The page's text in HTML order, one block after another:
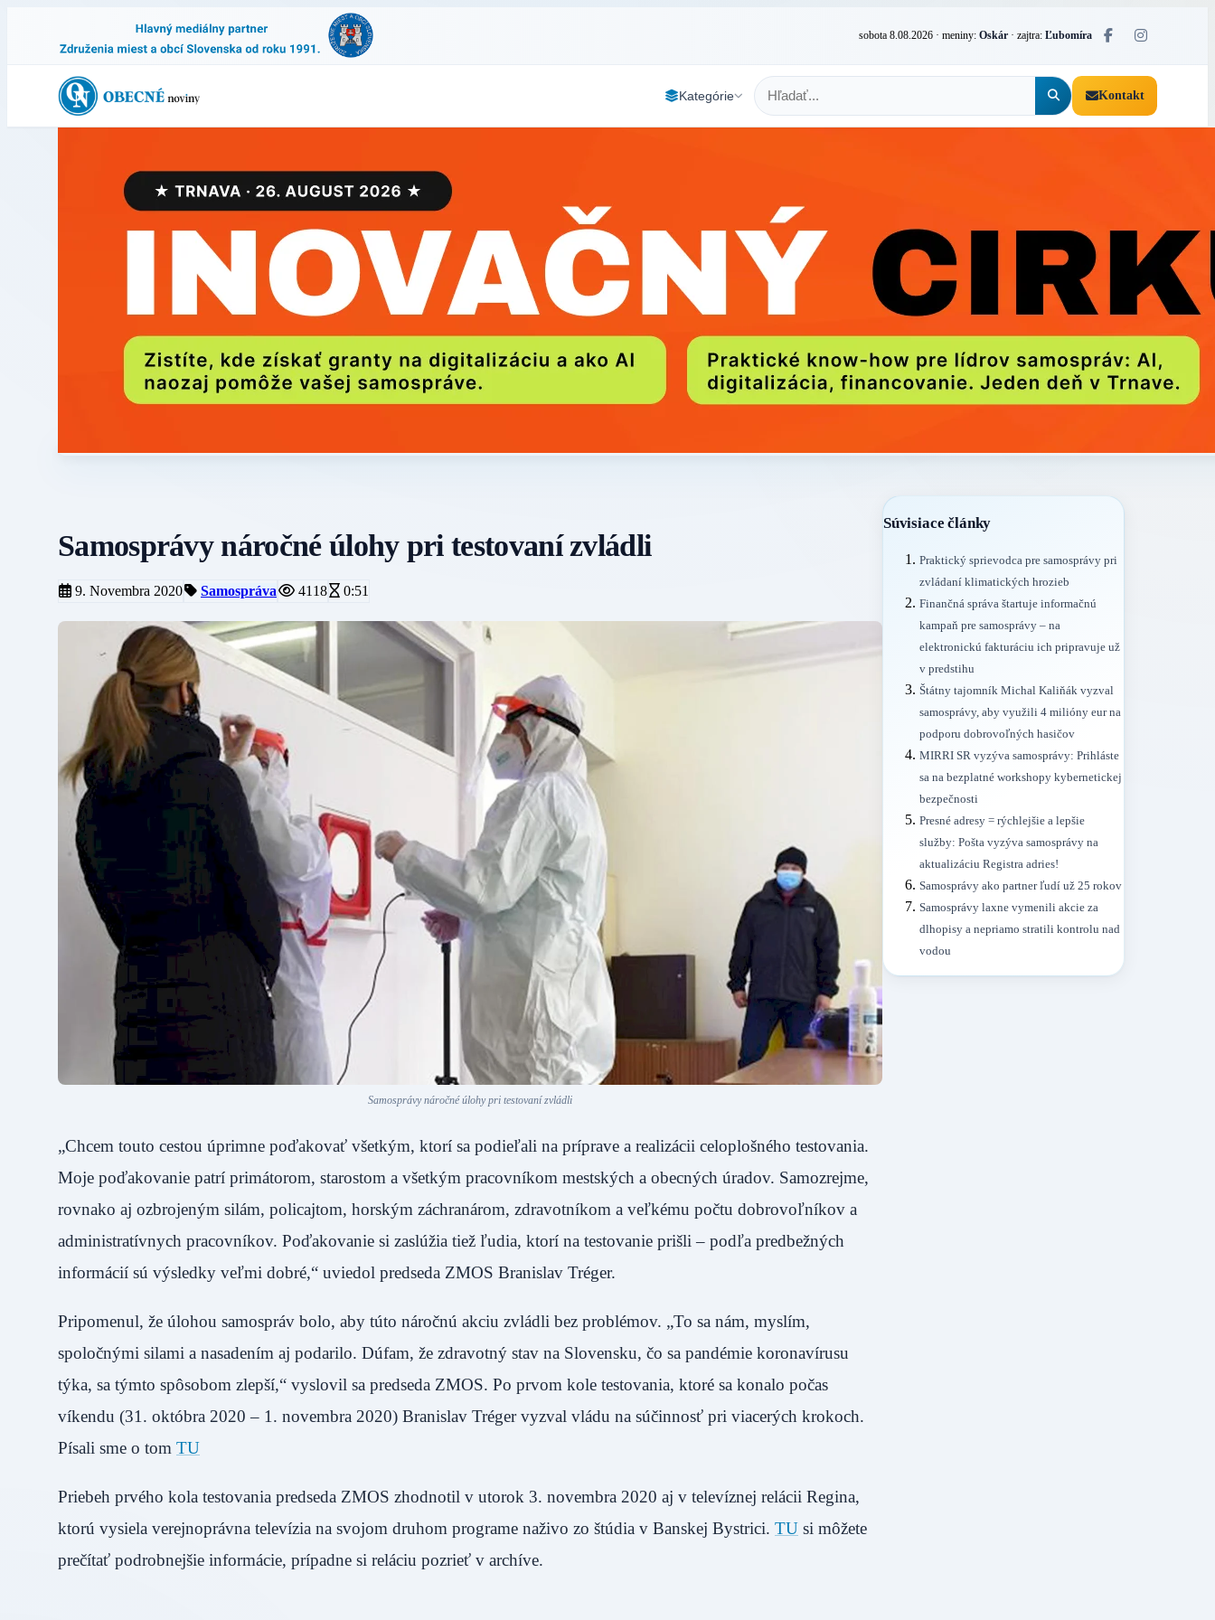
sobota 8.08.2026 · meniny: Oskár · zajtra: Ľubomíra
Kategórie Kontakt
Samosprávy náročné úlohy pri testovaní zvládli
9. Novembra 2020 Samospráva 4118 0:51
Samosprávy náročné úlohy pri testovaní zvládli
„Chcem touto cestou úprimne poďakovať všetkým, ktorí sa podieľali na príprave a realizácii celoplošného testovania.
Moje poďakovanie patrí primátorom, starostom a všetkým pracovníkom mestských a obecných úradov. Samozrejme,
rovnako aj ozbrojeným silám, policajtom, horským záchranárom, zdravotníkom a veľkému počtu dobrovoľníkov a
administratívnych pracovníkov. Poďakovanie si zaslúžia tiež ľudia, ktorí na testovanie prišli – podľa predbežných
informácií sú výsledky veľmi dobré,“ uviedol predseda ZMOS Branislav Tréger.
Pripomenul, že úlohou samospráv bolo, aby túto náročnú akciu zvládli bez problémov. „To sa nám, myslím,
spoločnými silami a nasadením aj podarilo. Dúfam, že zdravotný stav na Slovensku, čo sa pandémie koronavírusu
týka, sa týmto spôsobom zlepší,“ vyslovil sa predseda ZMOS. Po prvom kole testovania, ktoré sa konalo počas
víkendu (31. októbra 2020 – 1. novembra 2020) Branislav Tréger vyzval vládu na súčinnosť pri viacerých krokoch.
Písali sme o tom TU
Priebeh prvého kola testovania predseda ZMOS zhodnotil v utorok 3. novembra 2020 aj v televíznej relácii Regina,
ktorú vysiela verejnoprávna televízia na svojom druhom programe naživo zo štúdia v Banskej Bystrici. TU si môžete
prečítať podrobnejšie informácie, prípadne si reláciu pozrieť v archíve.
Súvisiace články
Praktický sprievodca pre samosprávy pri
zvládaní klimatických hrozieb
Finančná správa štartuje informačnú
kampaň pre samosprávy – na
elektronickú fakturáciu ich pripravuje už
v predstihu
Štátny tajomník Michal Kaliňák vyzval
samosprávy, aby využili 4 milióny eur na
podporu dobrovoľných hasičov
MIRRI SR vyzýva samosprávy: Prihláste
sa na bezplatné workshopy kybernetickej
bezpečnosti
Presné adresy = rýchlejšie a lepšie
služby: Pošta vyzýva samosprávy na
aktualizáciu Registra adries!
Samosprávy ako partner ľudí už 25 rokov
Samosprávy laxne vymenili akcie za
dlhopisy a nepriamo stratili kontrolu nad
vodou